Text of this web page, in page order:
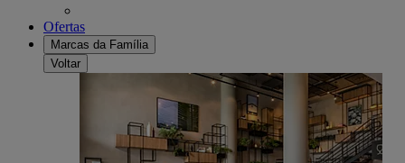
Ofertas
Marcas da Família
Voltar